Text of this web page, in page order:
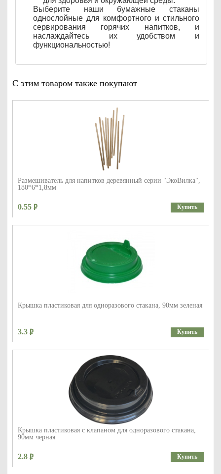
Выберите наши бумажные стаканы
однослойные для комфортного и стильного
сервирования горячих напитков, и
наслаждайтесь их удобством и
функциональностью!
С этим товаром также покупают
Размешиватель для напитков деревянный серии "ЭкоВилка",
180*6*1,8мм
0.55 Купить
Крышка пластиковая для одноразового стакана, 90мм зеленая
3.3 Купить
Крышка пластиковая с клапаном для одноразового стакана,
90мм черная
2.8 Купить